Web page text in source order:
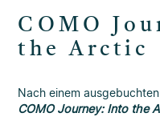
COMO
the Arctic
Nach einem
COMO Journey: Into the